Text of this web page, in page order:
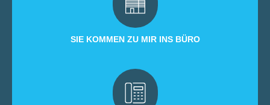
SIE KOMMEN ZU MIR INS BÜRO